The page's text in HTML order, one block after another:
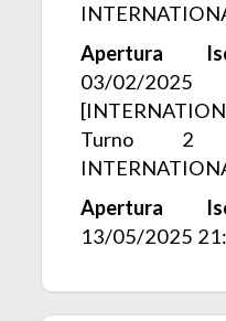
Apertura
03/02/
Turno 2
Apertura
13/05/2025